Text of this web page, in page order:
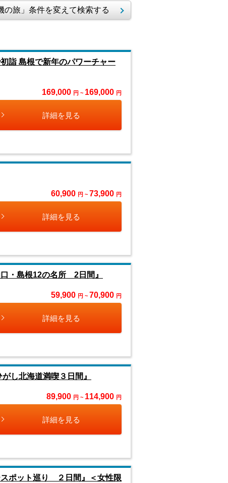
旅」条件を変えて検索する
詣 島根で新年のパワーチャー
169,000 円 ~ 169,000 円
詳細を見る
60,900 円 ~ 73,900 円
詳細を見る
・島根12の名所 2日間』
59,900 円 ~ 70,900 円
詳細を見る
し北海道満喫３日間』
89,900 円 ~ 114,900 円
詳細を見る
ポット巡り ２日間』＜女性限